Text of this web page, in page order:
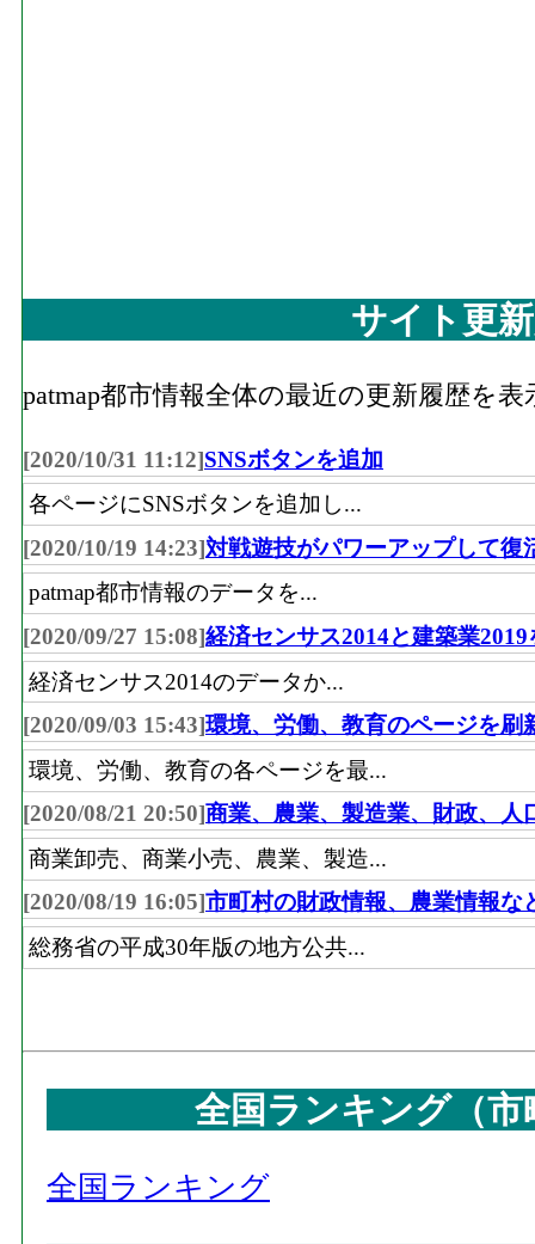
サイト更
patmap都市情報全体の最近の更新履歴を表
[2020/10/31 11:12]SNSボタンを追加
各ページにSNSボタンを追加し...
[2020/10/19 14:23]対戦遊技がパワーアップして復
patmap都市情報のデータを...
[2020/09/27 15:08]経済センサス2014と建築業2019
経済センサス2014のデータか...
[2020/09/03 15:43]環境、労働、教育のページを刷
環境、労働、教育の各ページを最...
[2020/08/21 20:50]商業、農業、製造業、財政、人
商業卸売、商業小売、農業、製造...
[2020/08/19 16:05]市町村の財政情報、農業情報な
総務省の平成30年版の地方公共...
全国ランキング（
全国ランキング